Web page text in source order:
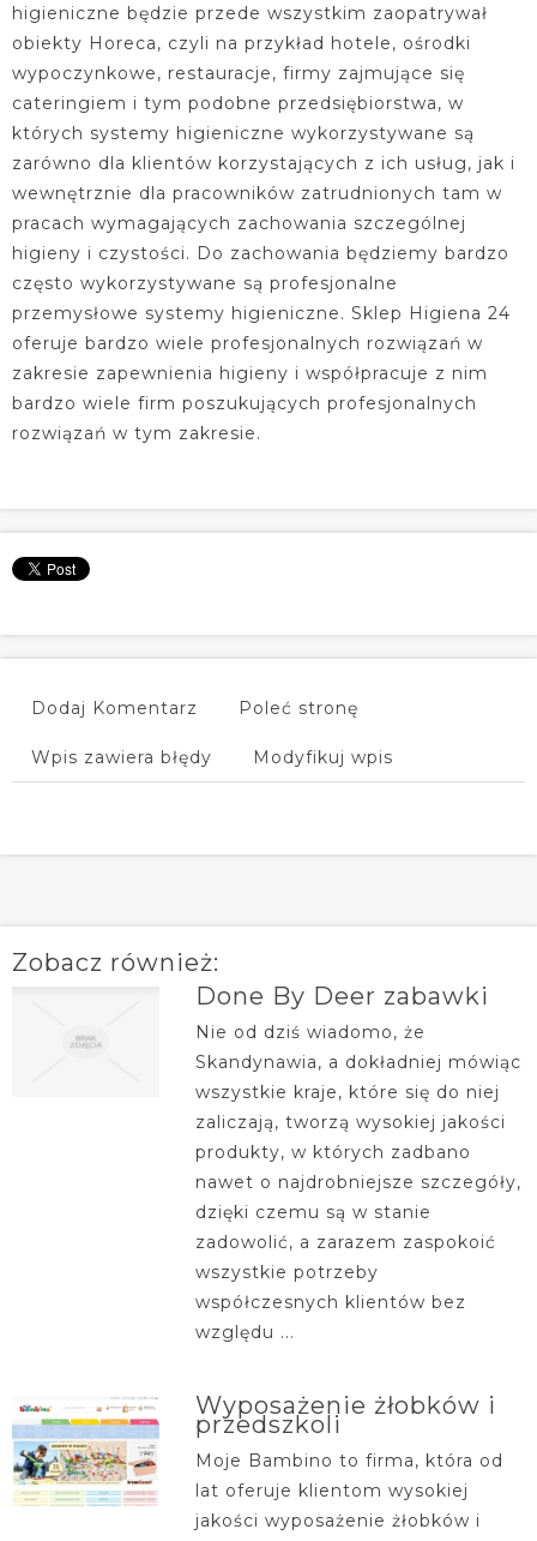
higieniczne będzie przede wszystkim zaopatrywał
obiekty Horeca, czyli na przykład hotele, ośrodki
wypoczynkowe, restauracje, firmy zajmujące się
cateringiem i tym podobne przedsiębiorstwa, w
których systemy higieniczne wykorzystywane są
zarówno dla klientów korzystających z ich usług, jak i
wewnętrznie dla pracowników zatrudnionych tam w
pracach wymagających zachowania szczególnej
higieny i czystości. Do zachowania będziemy bardzo
często wykorzystywane są profesjonalne
przemysłowe systemy higieniczne. Sklep Higiena 24
oferuje bardzo wiele profesjonalnych rozwiązań w
zakresie zapewnienia higieny i współpracuje z nim
bardzo wiele firm poszukujących profesjonalnych
rozwiązań w tym zakresie.
Dodaj Komentarz Poleć stronę
Wpis zawiera błędy Modyfikuj wpis
Zobacz również:
Done By Deer zabawki
Nie od dziś wiadomo, że
Skandynawia, a dokładniej mówiąc
wszystkie kraje, które się do niej
zaliczają, tworzą wysokiej jakości
produkty, w których zadbano
nawet o najdrobniejsze szczegóły,
dzięki czemu są w stanie
zadowolić, a zarazem zaspokoić
wszystkie potrzeby
współczesnych klientów bez
względu ...
Wyposażenie żłobków i
przedszkoli
Moje Bambino to firma, która od
lat oferuje klientom wysokiej
jakości wyposażenie żłobków i